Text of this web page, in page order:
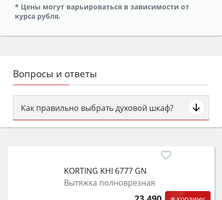
* Цены могут варьироваться в зависимости от
курса рубля.
Вопросы и ответы
Как правильно выбрать духовой шкаф?
Сначала определитесь с типом (газовый или
затем смотрите на объём 50–70 л для семьи,
функции (конвекция, гриль, самоочистка,
защита от детей).
KORTING KHI 6777 GN
Вытяжка полноврезная